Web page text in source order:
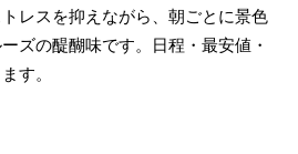
レスを抑えながら、朝ごとに景色
ズの醍醐味です。日程・最安値・
す。